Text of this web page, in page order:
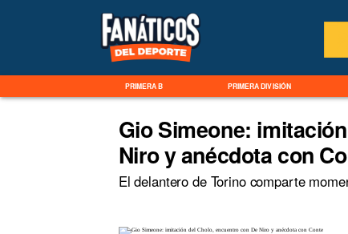
PRIMERA B PRIMERA DIVISIÓN
Gio Simeone:
Niro y anécdota con
El delantero de Torino comparte